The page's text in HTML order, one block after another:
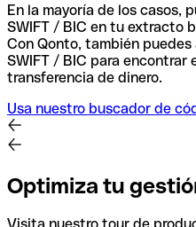
En la mayoría de los casos,
SWIFT / BIC en tu extracto
Con Qonto, también
SWIFT / BIC para
transferencia de dinero.
Usa nuestro buscador de
Optimiza tu
Visita nuestro tour de